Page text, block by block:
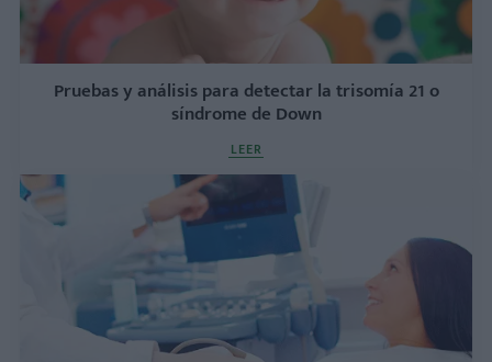
Pruebas y análisis para detectar la trisomía 21 o
síndrome de Down
LEER